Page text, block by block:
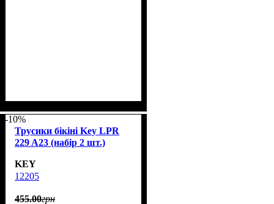
-10%
Трусики бікіні Key LPR
229 A23 (набір 2 шт.)
KEY
12205
455.00грн